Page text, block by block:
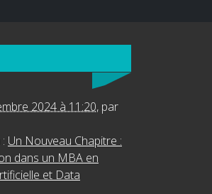
2024 à 11:20, par
Un Nouveau Chapitre :
dans un MBA en
et Data